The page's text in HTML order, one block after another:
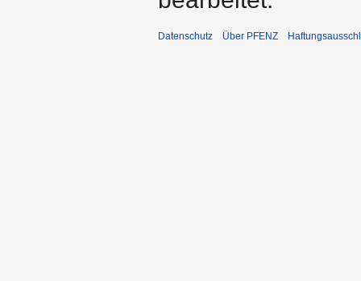
Datenschutz Über PFENZ